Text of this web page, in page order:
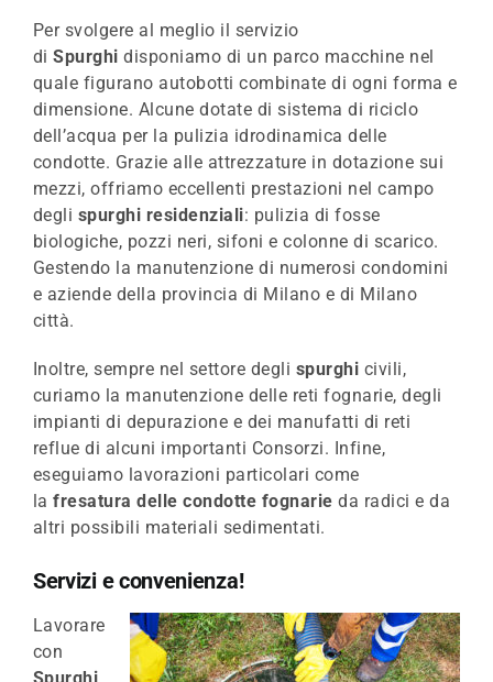
Per svolgere al meglio il servizio
diSpurghi disponiamo di un parco macchine nel
quale figurano autobotti combinate di ogni forma e
dimensione. Alcune dotate di sistema di riciclo
dell’acqua per la pulizia idrodinamica delle
condotte. Grazie alle attrezzature in dotazione sui
mezzi, offriamo eccellenti prestazioni nel campo
degli spurghi residenziali: pulizia di fosse
biologiche, pozzi neri, sifoni e colonne di scarico.
Gestendo la manutenzione di numerosi condomini
e aziende della provincia di Milano e di Milano
città.
Inoltre, sempre nel settore degli spurghi civili,
curiamo la manutenzione delle reti fognarie, degli
impianti di depurazione e dei manufatti di reti
reflue di alcuni importanti Consorzi. Infine,
eseguiamo lavorazioni particolari come
la fresatura delle condotte fognarie da radici e da
altri possibili materiali sedimentati.
Servizi e convenienza!
Lavorare
con